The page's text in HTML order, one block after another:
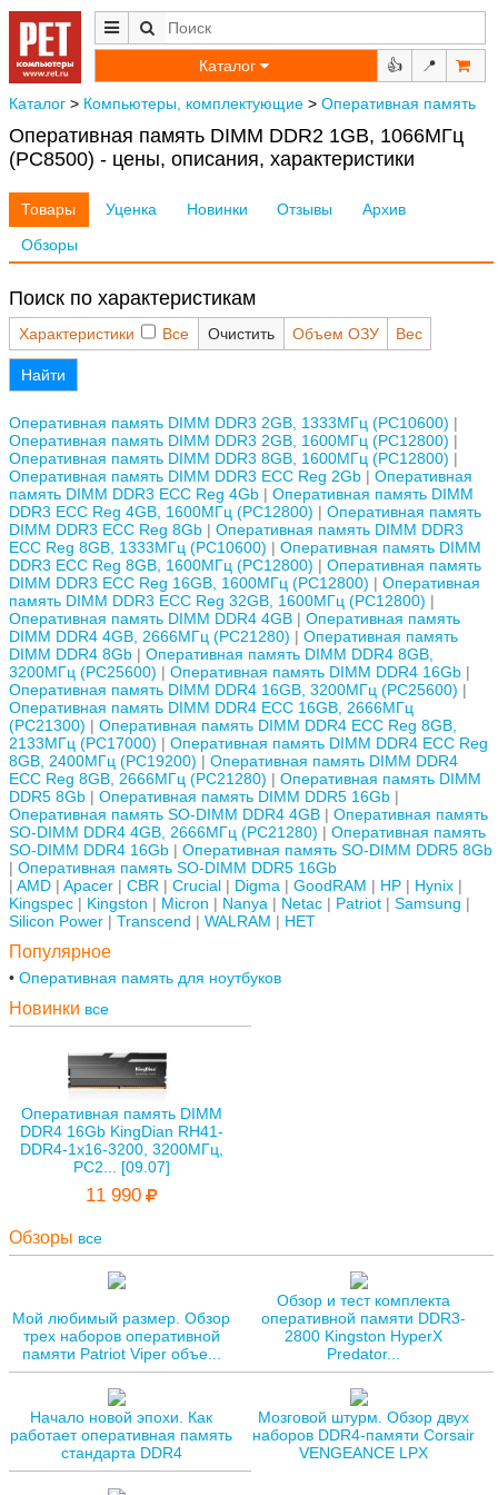
Каталог 👍 📍
Каталог > Компьютеры, комплектующие > Оперативная память
Оперативная память DIMM DDR2 1GB, 1066МГц
(PC8500) - цены, описания, характеристики
Товары Уценка Новинки Отзывы
Архив
Обзоры
Поиск по характеристикам
Характеристики Все Очистить Объем ОЗУ Вес
Найти
Оперативная память DIMM DDR3 2GB, 1333МГц (PC10600)
Оперативная память DIMM DDR3 2GB, 1600МГц (PC12800)
Оперативная память DIMM DDR3 8GB, 1600МГц (PC12800)
Оперативная память DIMM DDR3 ECC Reg 2Gb
Оперативная
память DIMM DDR3 ECC Reg 4Gb
Оперативная память DIMM
DDR3 ECC Reg 4GB, 1600МГц (PC12800)
Оперативная память
DIMM DDR3 ECC Reg 8Gb
Оперативная память DIMM DDR3
ECC Reg 8GB, 1333МГц (PC10600)
Оперативная память DIMM
DDR3 ECC Reg 8GB, 1600МГц (PC12800)
Оперативная память
DIMM DDR3 ECC Reg 16GB, 1600МГц (PC12800)
Оперативная
память DIMM DDR3 ECC Reg 32GB, 1600МГц (PC12800)
Оперативная память DIMM DDR4 4GB
Оперативная память
DIMM DDR4 4GB, 2666МГц (PC21280)
Оперативная память
DIMM DDR4 8Gb
Оперативная память DIMM DDR4 8GB,
3200МГц (PC25600)
Оперативная память DIMM DDR4 16Gb
Оперативная память DIMM DDR4 16GB, 3200МГц (PC25600)
Оперативная память DIMM DDR4 ECC 16GB, 2666МГц
(PC21300)
Оперативная память DIMM DDR4 ECC Reg 8GB,
2133МГц (PC17000)
Оперативная память DIMM DDR4 ECC Reg
8GB, 2400МГц (PC19200)
Оперативная память DIMM DDR4
ECC Reg 8GB, 2666МГц (PC21280)
Оперативная память DIMM
DDR5 8Gb
Оперативная память DIMM DDR5 16Gb
Оперативная память SO-DIMM DDR4 4GB
Оперативная память
SO-DIMM DDR4 4GB, 2666МГц (PC21280)
Оперативная память
SO-DIMM DDR4 16Gb
Оперативная память SO-DIMM DDR5 8Gb
Оперативная память SO-DIMM DDR5 16Gb
AMD
Apacer CBR Crucial Digma GoodRAM HP
Hynix
Kingspec
Kingston Micron Nanya Netac Patriot
Samsung
Silicon Power
Transcend WALRAM НЕТ
Популярное
Оперативная память для ноутбуков
Новинки все
Оперативная память DIMM
DDR4 16Gb KingDian RH41-
DDR4-1х16-3200, 3200МГц,
PC2... [09.07]
11 990
Обзоры все
Мой любимый размер. Обзор
трех наборов оперативной
памяти Patriot Viper объе...
Обзор и тест комплекта
оперативной памяти DDR3-
2800 Kingston HyperX
Predator...
Начало новой эпохи. Как
работает оперативная память
стандарта DDR4
Мозговой штурм. Обзор двух
наборов DDR4-памяти Corsair
VENGEANCE LPX